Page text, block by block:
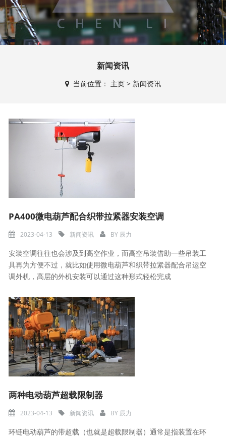
新闻资讯
当前位置： 主页> 新闻资讯
PA400微电葫芦配合织带拉紧器安装空调
2023-04-13 新闻资讯 BY 辰力
安装空调往往也会涉及到高空作业，而高空吊装借助一些吊装工
具再为方便不过，就比如使用微电葫芦和织带拉紧器配合吊运空
调外机，高层的外机安装可以通过这种形式轻松完成
两种电动葫芦超载限制器
2023-04-13 新闻资讯 BY 辰力
​环链电动葫芦的带超载（也就是超载限制器）通常是指装置在环